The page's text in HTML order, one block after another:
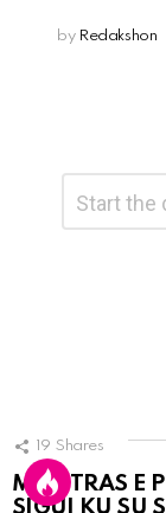
by Redakshon
Reply
19 Shares
MIENTRAS E
SIGUI KU SU